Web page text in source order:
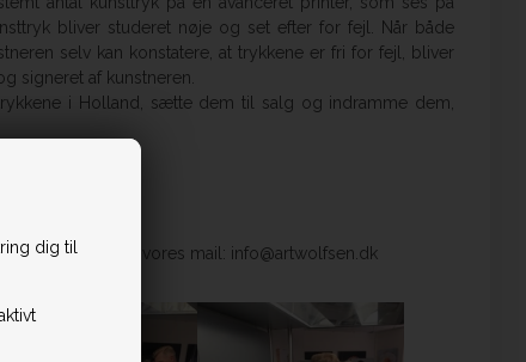
dig til
bliver studeret nøje og set efter for fejl. Når både
selv kan konstatere, at trykkene er fri for fejl, bliver
signeret af kunstneren.
i Holland, sætte dem til salg og indramme dem,
medier eller på vores mail: info@artwolfsen.dk